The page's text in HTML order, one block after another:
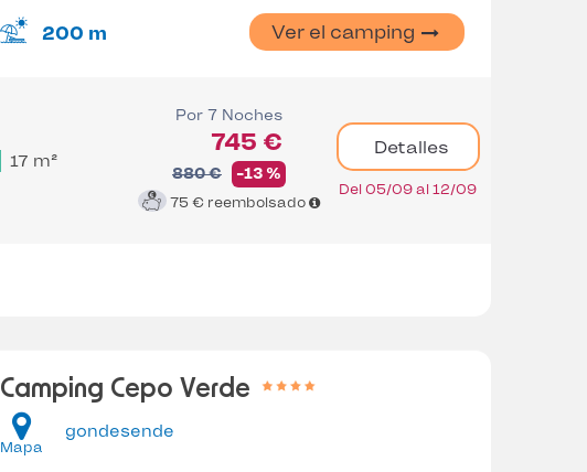
200 m Ver el camping
17 m²
Por 7 Noches
745 €
880 € -13 %
75 € reembolsado
Detalles
Del 05/09 al 12/09
Camping Cepo Verde
Mapa
gondesende